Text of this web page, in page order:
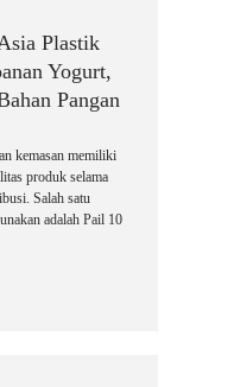
Plastik
Yogurt,
Pangan
kemasan memiliki
produk selama
Salah satu
adalah Pail 10